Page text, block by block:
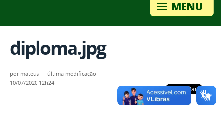
diploma.jpg
por mateus — última modificação
10/07/2020 12h24